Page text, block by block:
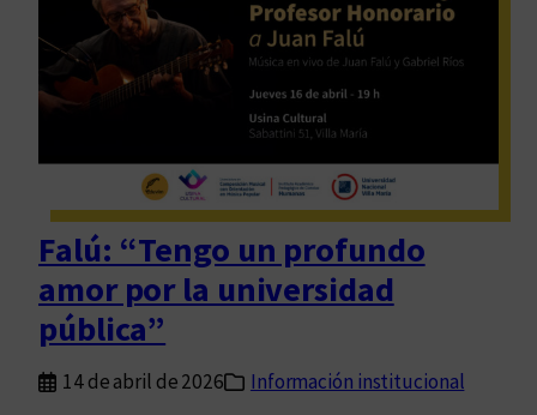
t
l
a
d
d
e
l
a
s
t
Falú: “Tengo un profundo
amor por la universidad
pública”
14 de abril de 2026
Información institucional